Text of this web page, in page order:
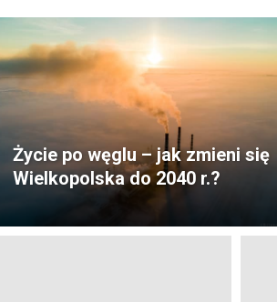
Życie po węglu – jak zmieni się
Wielkopolska do 2040 r.?